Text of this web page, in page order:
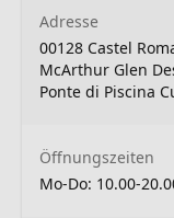
Adresse
00128 Castel
McArthur Glen
Ponte di Piscina
Öffnungszeiten
Mo-Do: 10.00-